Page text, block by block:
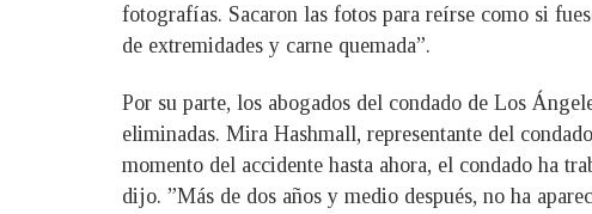
fotografías. Sacaron las fotos para reírse como si
de extremidades y carne quemada”.
Por su parte, los abogados del condado de Los
eliminadas. Mira Hashmall, representante del
momento del accidente hasta ahora, el condado ha
dijo. ”Más de dos años y medio después, no ha